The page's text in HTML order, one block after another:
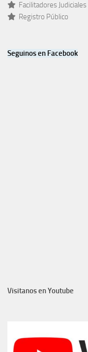
Facilitadores Judiciales
Registro Público
Seguinos en Facebook
Visitanos en Youtube